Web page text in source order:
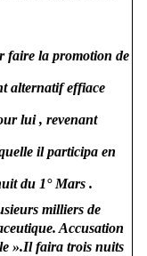
faire la promotion de
alternatifeffiace
lui , revenant
il participa en
du 1° Mars .
milliers de
Accusation
».Il faira trois nuits